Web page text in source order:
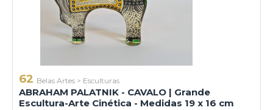
62 Belas Artes > Esculturas
ABRAHAM PALATNIK - CAVALO | Grande
Escultura-Arte Cinética - Medidas 19 x 16 cm